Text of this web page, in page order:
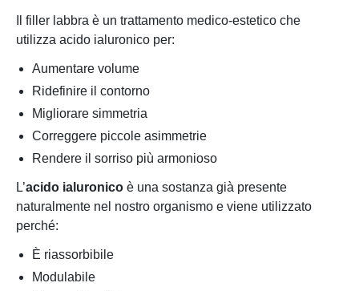
Il filler labbra è un trattamento medico-estetico che
utilizza acido ialuronico per:
Aumentare volume
Ridefinire il contorno
Migliorare simmetria
Correggere piccole asimmetrie
Rendere il sorriso più armonioso
L’acido ialuronico è una sostanza già presente
naturalmente nel nostro organismo e viene utilizzato
perché:
È riassorbibile
Modulabile